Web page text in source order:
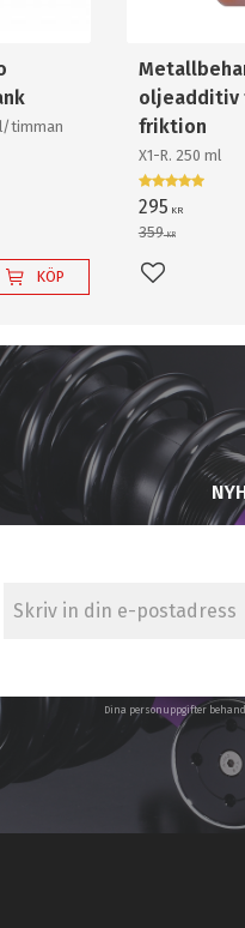
timman
KÖP
oljeadditiv
friktion
X1-R. 250 ml
295 KR
359KR
Lägg till i
Dina personuppgifter